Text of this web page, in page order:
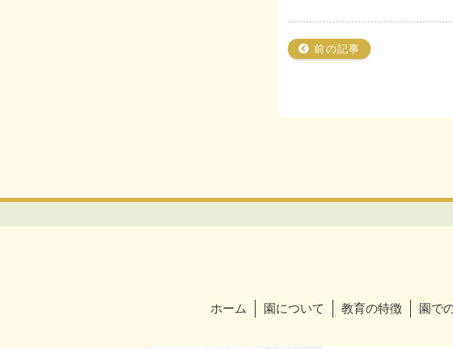
前の記事
ホーム 園について 教育の特徴 園で